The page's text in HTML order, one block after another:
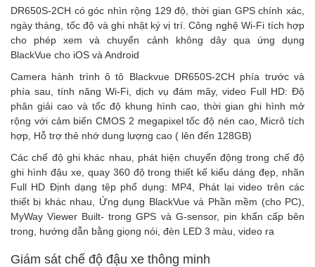
DR650S-2CH có góc nhìn rộng 129 độ, thời gian GPS chính xác,
ngày tháng, tốc độ và ghi nhật ký vị trí. Công nghệ Wi-Fi tích hợp
cho phép xem và chuyển cảnh không dây qua ứng dụng
BlackVue cho iOS và Android
Camera hành trình ô tô Blackvue DR650S-2CH phía trước và
phía sau, tính năng Wi-Fi, dịch vụ đám mây, video Full HD: Độ
phân giải cao và tốc độ khung hình cao, thời gian ghi hình mở
rộng với cảm biến CMOS 2 megapixel tốc độ nén cao, Micrô tích
hợp, Hỗ trợ thẻ nhớ dung lượng cao ( lên đến 128GB)
Các chế độ ghi khác nhau, phát hiện chuyển động trong chế độ
ghi hình đậu xe, quay 360 độ trong thiết kế kiểu dáng đẹp, nhãn
Full HD Định dạng tệp phổ dụng: MP4, Phát lại video trên các
thiết bị khác nhau, Ứng dụng BlackVue và Phần mềm (cho PC),
MyWay Viewer Built- trong GPS và G-sensor, pin khẩn cấp bên
trong, hướng dẫn bằng giọng nói, đèn LED 3 màu, video ra
Giám sát chế độ đậu xe thông minh